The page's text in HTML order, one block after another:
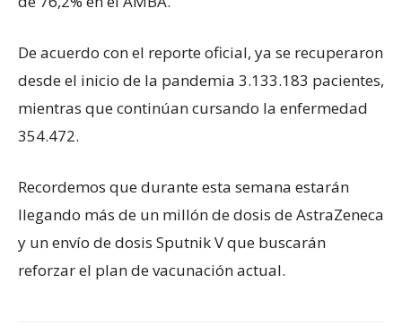
De acuerdo con el reporte oficial, ya se recuperaron
desde el inicio de la pandemia 3.133.183 pacientes,
mientras que continúan cursando la enfermedad
354.472.
Recordemos que durante esta semana estarán
llegando más de un millón de dosis de AstraZeneca
y un envío de dosis Sputnik V que buscarán
reforzar el plan de vacunación actual.